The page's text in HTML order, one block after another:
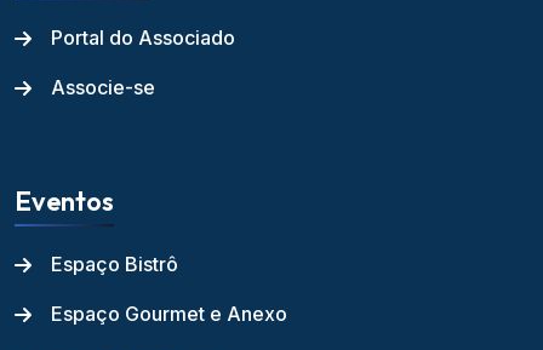
Portal do Associado
Associe-se
Eventos
Espaço Bistrô
Espaço Gourmet e Anexo